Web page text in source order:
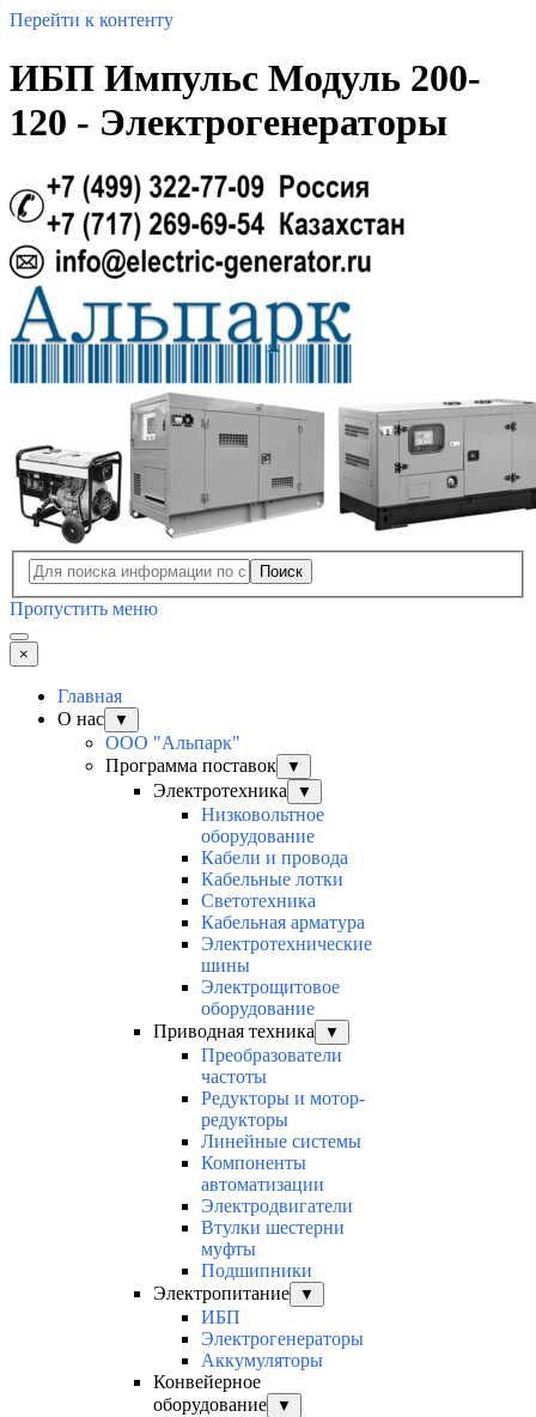
Перейти к контенту
ИБП Импульс Модуль 200-
120 - Электрогенераторы
Поиск
Пропустить меню
×
Главная
О нас
▼
ООО "Альпарк"
Программа поставок
▼
Электротехника ▼
Низковольтное
оборудование
Кабели и провода
Кабельные лотки
Светотехника
Кабельная арматура
Электротехнические
шины
Электрощитовое
оборудование
Приводная техника
▼
Преобразователи
частоты
Редукторы и мотор-
редукторы
Линейные системы
Компоненты
автоматизации
Электродвигатели
Втулки шестерни
муфты
Подшипники
Электропитание
▼
ИБП
Электрогенераторы
Аккумуляторы
Конвейерное
оборудование
▼